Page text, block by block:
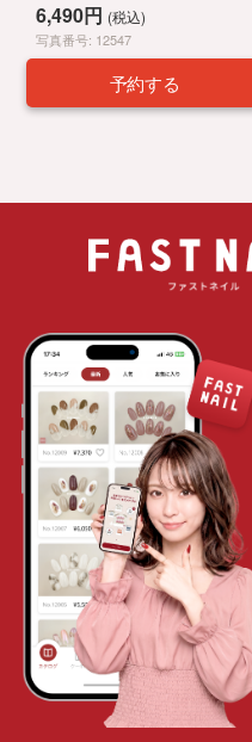
6,490円 (税込)
写真番号: 12547
予約する